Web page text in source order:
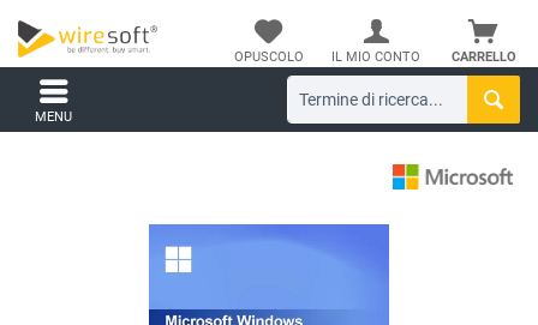
CARRELLO
OPUSCOLO IL MIO CONTO
MENU